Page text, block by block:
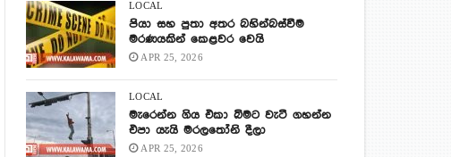
LOCAL
පියා සහ පුතා අතර බහින්බස්වීම
මරණයකින් කෙළවර වෙයි
APR 25, 2026
LOCAL
මැරෙන්න ගිය එකා බිමට වැටී ගහන්න
එපා යැයි මරලතෝනි දීලා
APR 25, 2026